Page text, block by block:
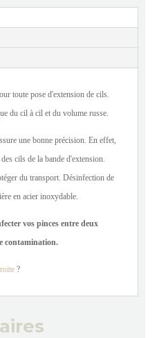
toute pose d'extension de cils.
du cil à cil et du volume russe.
une bonne précision. En effet,
cils de la bande d'extension.
du transport. Désinfection de
en acier inoxydable.
vos pinces entre deux
contamination.
?